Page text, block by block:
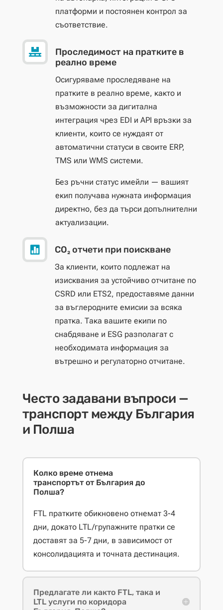
платформи и постоянен контрол за
съответствие.

Проследимост на пратките в
реално време
Осигуряваме проследяване на
пратките в реално време, както и
възможности за дигитална
интеграция чрез EDI и API връзки за
клиенти, които се нуждаят от
автоматични статуси в своите ERP,
TMS или WMS системи.
Без ръчни статус имейли — вашият
екип получава нужната информация
директно, без да търси допълнителни
актуализации.
 CO₂ отчети при поискване
За клиенти, които подлежат на
изисквания за устойчиво отчитане по
CSRD или ETS2, предоставяме данни
за въглеродните емисии за всяка
пратка. Така вашите екипи по
снабдяване и ESG разполагат с
необходимата информация за
вътрешно и регулаторно отчитане.
Често задавани въпроси —
транспорт между България
и Полша
Колко време отнема
транспортът от България до
Полша?
FTL пратките обикновено отнемат 3-4
дни, докато LTL/групажните пратки се
доставят за 5-7 дни, в зависимост от
консолидацията и точната дестинация.
Предлагате ли както FTL, така и
LTL услуги по коридора